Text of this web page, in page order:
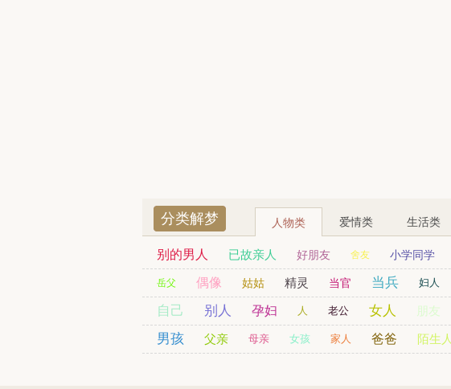
分类解梦 人物类 爱情类 生活类
别的男人 已故亲人 好朋友 舍友 小学同学
已婚女人 劫匪 财神爷 司机 姨妈 表哥
岳父 偶像 姑姑 精灵 当官 当兵 妇人
黑人 贵人 日本人 残疾人
自己 别人 孕妇 人 老公 女人 朋友
同学 男友 同事
男孩 父亲 母亲 女孩 家人 爸爸 陌生人